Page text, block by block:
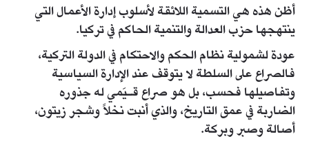
أظن هذه هي التسمية اللائقة لأسلوب إدارة الأعمال التي
ينتهجها حزب العدالة والتنمية الحاكم في تركيا.
عودة لشمولية نظام الحكم والاحتكام في الدولة التركية،
فالصراع على السلطة لا يتوقف عند الإدارة السياسية
وتفاصيلها فحسب، بل هو صراع قـيَمي له جذوره
الضاربة في عمق التاريخ، والذي أنبت نخلاً وشجر زيتون،
أصالة وصبر وبركة.